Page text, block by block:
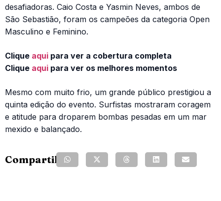
desafiadoras. Caio Costa e Yasmin Neves, ambos de
São Sebastião, foram os campeões da categoria Open
Masculino e Feminino.
Clique aqui para ver a cobertura completa
Clique aqui para ver os melhores momentos
Mesmo com muito frio, um grande público prestigiou a
quinta edição do evento. Surfistas mostraram coragem
e atitude para droparem bombas pesadas em um mar
mexido e balançado.
Compartilhe: